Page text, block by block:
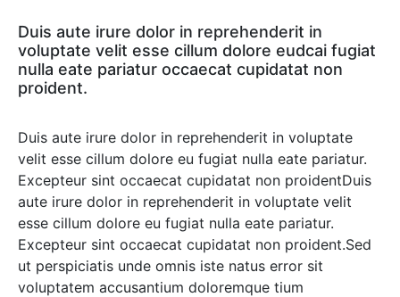
Duis aute irure dolor in reprehenderit in
voluptate velit esse cillum dolore eudcai fugiat
nulla eate pariatur occaecat cupidatat non
proident.
Duis aute irure dolor in reprehenderit in voluptate
velit esse cillum dolore eu fugiat nulla eate pariatur.
Excepteur sint occaecat cupidatat non proidentDuis
aute irure dolor in reprehenderit in voluptate velit
esse cillum dolore eu fugiat nulla eate pariatur.
Excepteur sint occaecat cupidatat non proident.Sed
ut perspiciatis unde omnis iste natus error sit
voluptatem accusantium doloremque tium